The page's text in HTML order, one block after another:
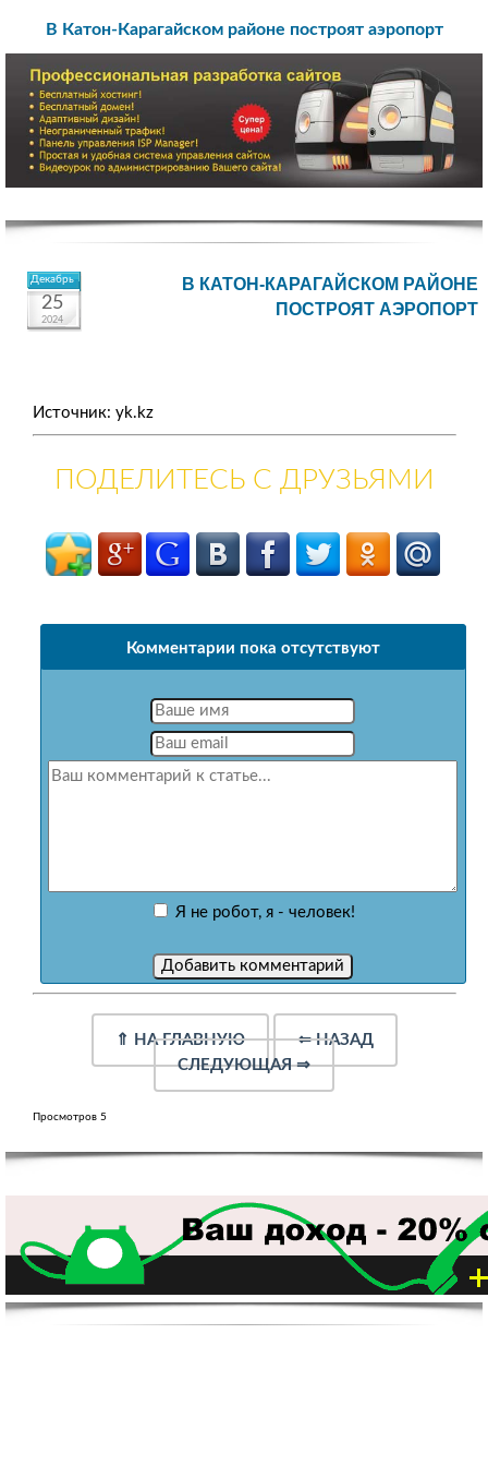
В Катон-Карагайском районе построят аэропорт
Декабрь
25
2024
В КАТОН-КАРАГАЙСКОМ РАЙОНЕ
ПОСТРОЯТ АЭРОПОРТ
Источник: yk.kz
ПОДЕЛИТЕСЬ С ДРУЗЬЯМИ
Комментарии пока отсутствуют
Я не робот, я - человек!
⇑ НА ГЛАВНУЮ ⇐НАЗАД
СЛЕДУЮЩАЯ⇒
Просмотров 5